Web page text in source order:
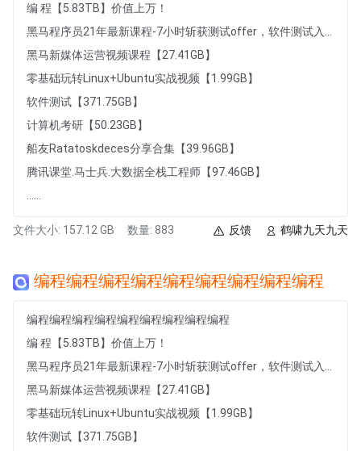
编 程【5.83TB】价值上万！
黑马新媒体运营视频课程【27.41GB】
零基础玩转Linux+Ubuntu实战视频【1.99GB】
软件测试【371.75GB】
计算机考研【50.23GB】
船友Ratatoskdeces分享合集【39.96GB】
腾讯课堂.马士兵.大数据全栈工程师【97.46GB】
文件大小: 157.12 GB 数量: 883 鹤啸九天九天
反馈
编程编程编程编程编程编程编程编程编程
编程编程编程编程编程编程编程编程编程
编 程【5.83TB】价值上万！
黑马新媒体运营视频课程【27.41GB】
零基础玩转Linux+Ubuntu实战视频【1.99GB】
软件测试【371.75GB】